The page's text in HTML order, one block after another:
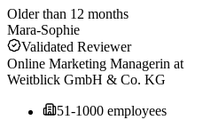
Older than 12 months
Mara-Sophie
Validated Reviewer
Online Marketing Managerin at
Weitblick GmbH & Co. KG
51-1000 employees